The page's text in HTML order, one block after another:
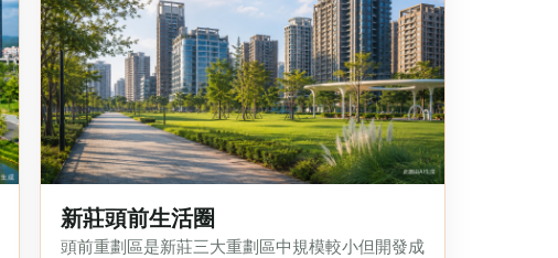
新莊頭前生活圈
頭前重劃區是新莊三大重劃區中規模較小但開發成